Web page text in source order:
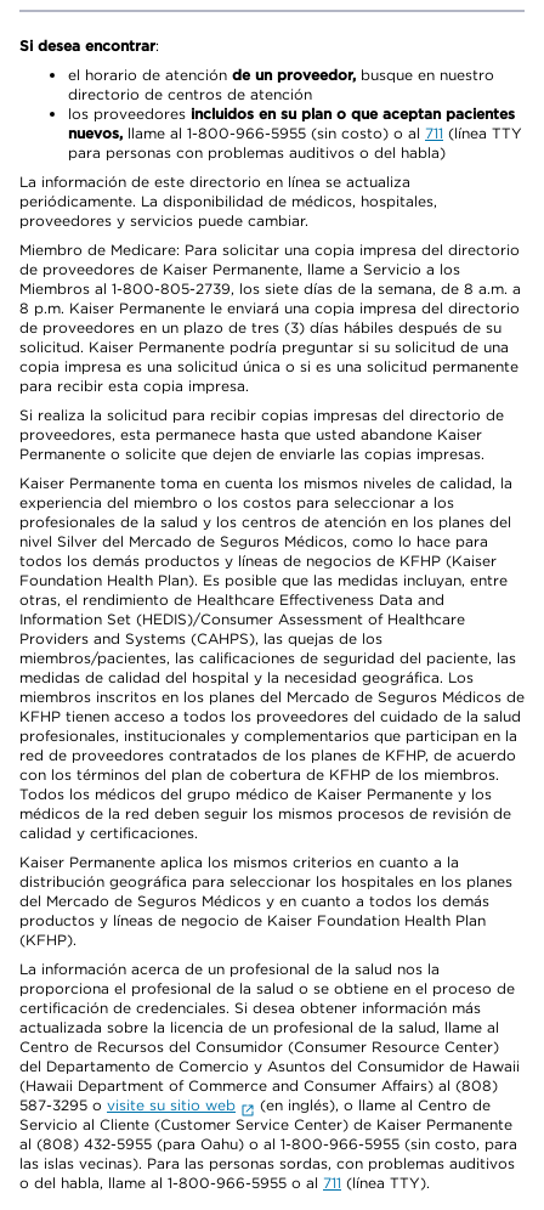
Si desea encontrar:
el horario de atención de un proveedor, busque en nuestro
directorio de centros de atención
los proveedores incluidos en su plan o que aceptan pacientes
nuevos, llame al 1-800-966-5955 (sin costo) o al 711 (línea TTY
para personas con problemas auditivos o del habla)
La información de este directorio en línea se actualiza
periódicamente. La disponibilidad de médicos, hospitales,
proveedores y servicios puede cambiar.
Miembro de Medicare: Para solicitar una copia impresa del directorio
de proveedores de Kaiser Permanente, llame a Servicio a los
Miembros al 1-800-805-2739, los siete días de la semana, de 8 a.m. a
8 p.m. Kaiser Permanente le enviará una copia impresa del directorio
de proveedores en un plazo de tres (3) días hábiles después de su
solicitud. Kaiser Permanente podría preguntar si su solicitud de una
copia impresa es una solicitud única o si es una solicitud permanente
para recibir esta copia impresa.
Si realiza la solicitud para recibir copias impresas del directorio de
proveedores, esta permanece hasta que usted abandone Kaiser
Permanente o solicite que dejen de enviarle las copias impresas.
Kaiser Permanente toma en cuenta los mismos niveles de calidad, la
experiencia del miembro o los costos para seleccionar a los
profesionales de la salud y los centros de atención en los planes del
nivel Silver del Mercado de Seguros Médicos, como lo hace para
todos los demás productos y líneas de negocios de KFHP (Kaiser
Foundation Health Plan). Es posible que las medidas incluyan, entre
otras, el rendimiento de Healthcare Effectiveness Data and
Information Set (HEDIS)/Consumer Assessment of Healthcare
Providers and Systems (CAHPS), las quejas de los
miembros/pacientes, las calificaciones de seguridad del paciente, las
medidas de calidad del hospital y la necesidad geográfica. Los
miembros inscritos en los planes del Mercado de Seguros Médicos de
KFHP tienen acceso a todos los proveedores del cuidado de la salud
profesionales, institucionales y complementarios que participan en la
red de proveedores contratados de los planes de KFHP, de acuerdo
con los términos del plan de cobertura de KFHP de los miembros.
Todos los médicos del grupo médico de Kaiser Permanente y los
médicos de la red deben seguir los mismos procesos de revisión de
calidad y certificaciones.
Kaiser Permanente aplica los mismos criterios en cuanto a la
distribución geográfica para seleccionar los hospitales en los planes
del Mercado de Seguros Médicos y en cuanto a todos los demás
productos y líneas de negocio de Kaiser Foundation Health Plan
(KFHP).
La información acerca de un profesional de la salud nos la
proporciona el profesional de la salud o se obtiene en el proceso de
certificación de credenciales. Si desea obtener información más
actualizada sobre la licencia de un profesional de la salud, llame al
Centro de Recursos del Consumidor (Consumer Resource Center)
del Departamento de Comercio y Asuntos del Consumidor de Hawaii
(Hawaii Department of Commerce and Consumer Affairs) al (808)
587-3295 o visite su sitio web
(en inglés), o llame al Centro de
Servicio al Cliente (Customer Service Center) de Kaiser Permanente
al (808) 432-5955 (para Oahu) o al 1-800-966-5955 (sin costo, para
las islas vecinas). Para las personas sordas, con problemas auditivos
o del habla, llame al 1-800-966-5955 o al 711 (línea TTY).